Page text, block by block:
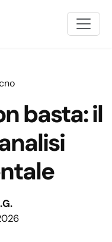
basta: il